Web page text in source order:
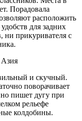
Порадовала
расположить
для задних
ни прикуривателя с
и скучный.
поворачивает
пишет дугу при
рельефе
колдобины.